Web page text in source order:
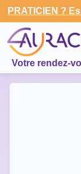
PRATICIEN ?
Votre rendez-